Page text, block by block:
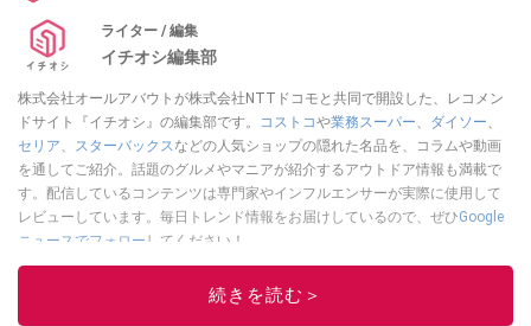
ライター / 編集
イチオシ編集部
株式会社オールアバウトが株式会社NTTドコモと共同で開設した、レコメン
ドサイト『イチオシ』の編集部です。
コストコや業務スーパー、 ダイソー、
セリア、 スターバックスなどの人気ショップの隠れた名品を、コラムや動画
を通してご紹介。話題のグルメやマニアが紹介するアウトドア情報も満載で
す。配信しているコンテンツは専門家やインフルエンサーが実際に使用して
レビューしています。毎日トレンド情報をお届けしているので、ぜひGoogle
ニュースでフォロー してください！
続きを読む＞